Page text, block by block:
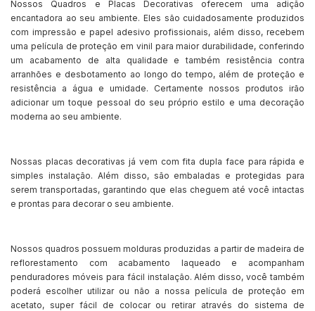
Nossos Quadros e Placas Decorativas oferecem uma adição
encantadora ao seu ambiente. Eles são cuidadosamente produzidos
com impressão e papel adesivo profissionais, além disso, recebem
uma película de proteção em vinil para maior durabilidade, conferindo
um acabamento de alta qualidade e também resistência contra
arranhões e desbotamento ao longo do tempo, além de proteção e
resistência a água e umidade. Certamente nossos produtos irão
adicionar um toque pessoal do seu próprio estilo e uma decoração
moderna ao seu ambiente.
Nossas placas decorativas já vem com fita dupla face para rápida e
simples instalação. Além disso, são embaladas e protegidas para
serem transportadas, garantindo que elas cheguem até você intactas
e prontas para decorar o seu ambiente.
Nossos quadros possuem molduras produzidas a partir de madeira de
reflorestamento com acabamento laqueado e acompanham
penduradores móveis para fácil instalação. Além disso, você também
poderá escolher utilizar ou não a nossa película de proteção em
acetato, super fácil de colocar ou retirar através do sistema de